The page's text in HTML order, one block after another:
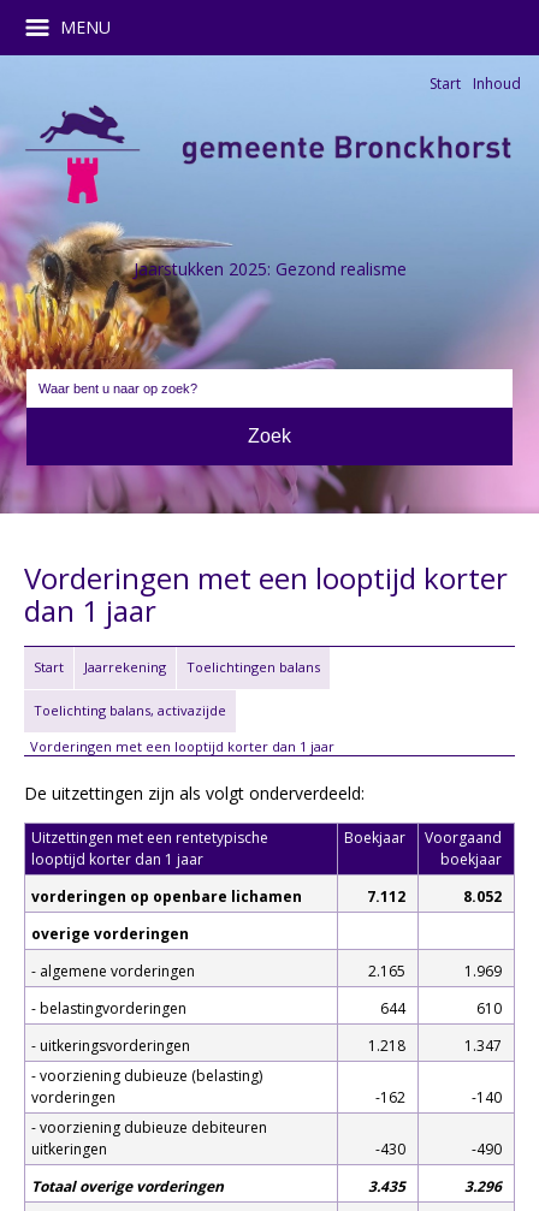
Jaarstukken 2025: Gezond realisme
Start Inhoud
MENU
Vorderingen met een looptijd korter
dan 1 jaar
Start Jaarrekening Toelichtingen balans
Toelichting balans, activazijde
Vorderingen met een looptijd korter dan 1 jaar
De uitzettingen zijn als volgt onderverdeeld:
Uitzettingen met een rentetypische
looptijd korter dan 1 jaar
Boekjaar
Voorgaand
boekjaar
vorderingen op openbare lichamen
7.112
8.052
overige vorderingen
- algemene vorderingen
2.165
1.969
- belastingvorderingen
644
610
- uitkeringsvorderingen
1.218
1.347
- voorziening dubieuze (belasting)
vorderingen
-162
-140
- voorziening dubieuze debiteuren
uitkeringen
-430
-490
Totaal overige vorderingen
3.435
3.296